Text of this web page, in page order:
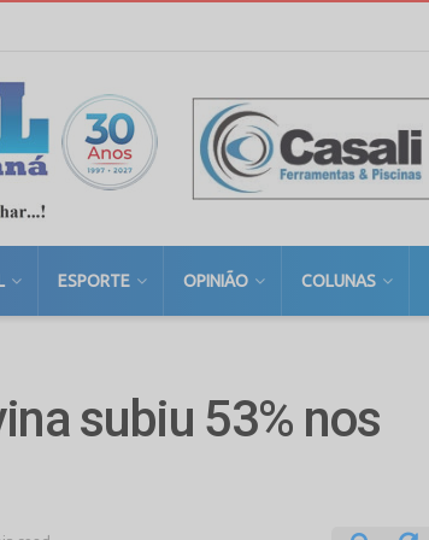
ESPORTE OPINIÃO COLUNAS
subiu 53% nos